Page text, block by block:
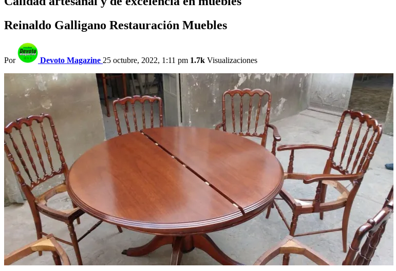
Reinaldo Galligano Restauración Muebles
Por Devoto Magazine 25 octubre, 2022, 1:11 pm 1.7k Visualizaciones